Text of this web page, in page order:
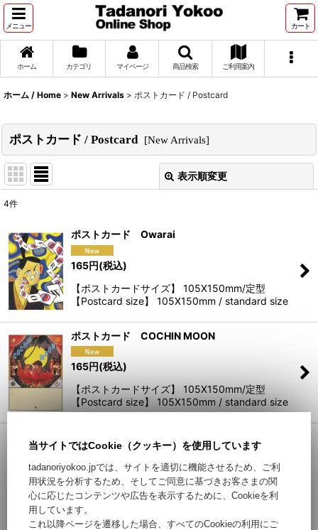
メニュー カート
ホーム カテゴリ マイページ 商品検索 ご利用案内
ホーム / Home > New Arrivals > ポストカード / Postcard
ポストカード / Postcard [New Arrivals]
表示順変更
表示数:
並び順:
絞り込む
4件
ポストカード Owarai
165円(税込)
【ポストカードサイズ】 105X150mm/定型
【Postcard size】 105X150mm / standard size
ポストカード COCHIN MOON
165円(税込)
【ポストカードサイズ】 105X150mm/定型
【Postcard size】 105X150mm / standard size
Nishiwaki Okanoyama Museum of Art
165円(税込)
【ポストカードサイズ】 105X150mm/定型
【Postcard size】 105X150mm / standard size
当サイトではCookie（クッキー）を使用しています
tadanoriyokoo.jpでは、サイトを適切に機能させるため、ご利
用状況を分析するため、そしてご同意に基づきお客さまの関
心に応じたコンテンツや広告を表示するために、Cookieを利
用しています。
これ以降ページを遷移した場合、すべてのCookieの利用にご